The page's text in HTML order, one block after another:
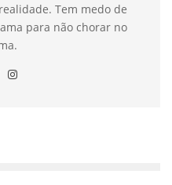
Tem medo de
para não chorar no